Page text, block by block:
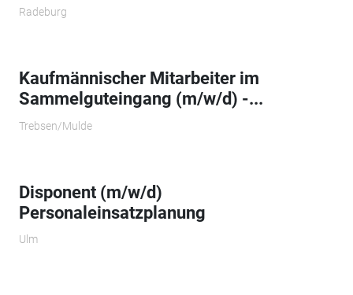
Radeburg
Kaufmännischer Mitarbeiter im
Sammelguteingang (m/w/d) -...
Trebsen/Mulde
Disponent (m/w/d)
Personaleinsatzplanung
Ulm